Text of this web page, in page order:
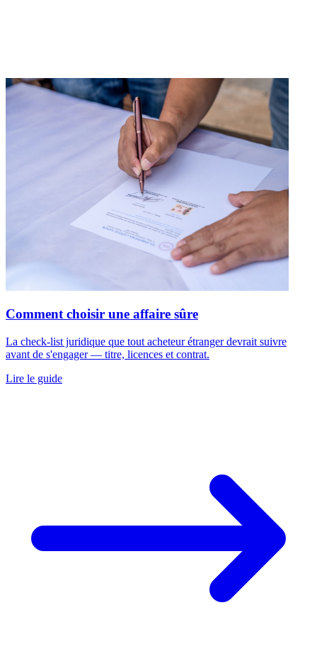
Comment choisir une affaire sûre
La check-list juridique que tout acheteur étranger devrait suivre
avant de s'engager — titre, licences et contrat.
Lire le guide